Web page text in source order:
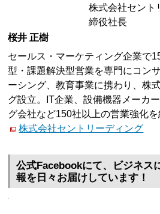
株式会社セン
締役社長
桜井 正樹
セールス・マーケティング企業で
型・課題解決型営業を専門にコン
ーシング、教育事業に携わり、株
グ設立。IT企業、設備機器メーカ
グ会社など150社以上の営業強化を
株式会社セントリーディング
公式Facebookにて、ビジネス
報を日々お届けしています！